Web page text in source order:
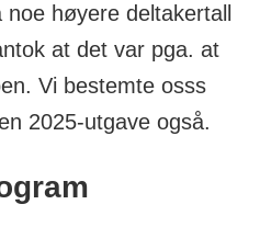
høyere deltakertall
at det var pga. at
Vi bestemte osss
2025-utgave også.